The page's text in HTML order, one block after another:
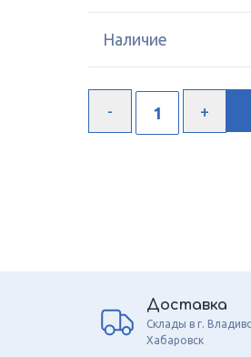
Наличие
Доставка
Склады в г.
Хабаровск